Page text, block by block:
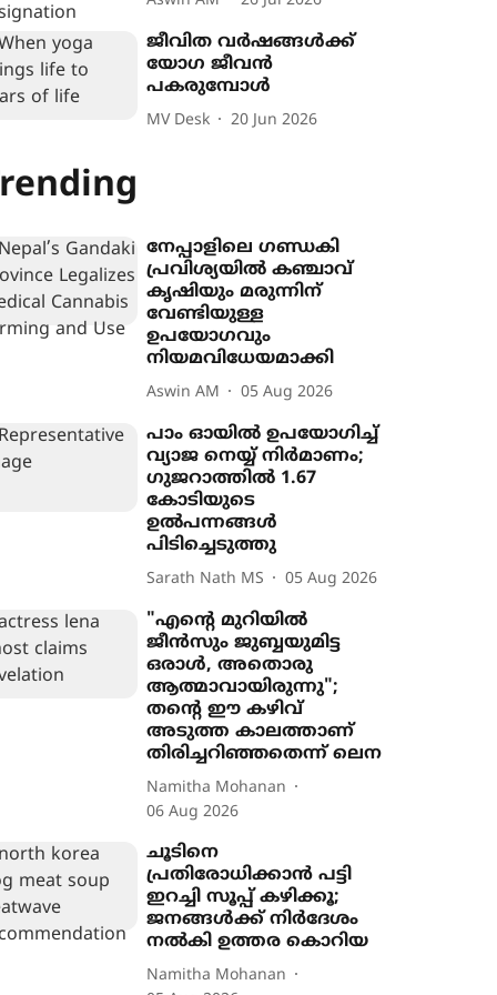
ജീവിത വർഷങ്ങൾക്ക്
യോഗ ജീവൻ
പകരുമ്പോൾ
MV Desk 20 Jun 2026
നേപ്പാളിലെ ഗണ്ഡകി
പ്രവിശ‍്യയിൽ കഞ്ചാവ്
കൃഷി‍യും മരുന്നിന്
വേണ്ടിയുള്ള
ഉപയോഗവും
നിയമവിധേയമാക്കി
Aswin AM 05 Aug 2026
പാം ഓയിൽ ഉപയോഗിച്ച്
വ്യാജ നെയ്യ് നിർമാണം;
ഗുജറാത്തിൽ 1.67
കോടിയുടെ
ഉൽപന്നങ്ങൾ
പിടിച്ചെടുത്തു
Sarath Nath MS 05 Aug 2026
"എന്‍റെ മുറിയിൽ
ജീൻസും ജുബ്ബയുമിട്ട
ഒരാൾ, അതൊരു
ആത്മാവായിരുന്നു";
തന്‍റെ ഈ കഴിവ്
അടുത്ത കാലത്താണ്
തിരിച്ചറിഞ്ഞതെന്ന് ലെന
Namitha Mohanan
06 Aug 2026
ചൂടിനെ
പ്രതിരോധിക്കാൻ പട്ടി
ഇറച്ചി സൂപ്പ് കഴിക്കൂ;
ജനങ്ങൾക്ക് നിർദേശം
നൽകി ഉത്തര കൊറിയ
Namitha Mohanan